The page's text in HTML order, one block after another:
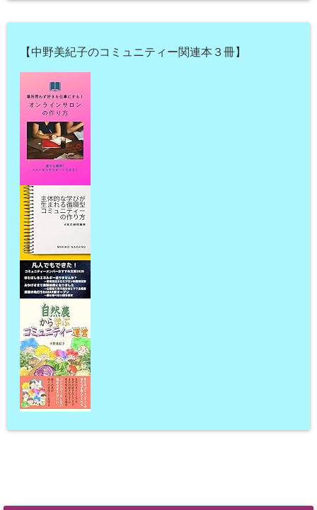
【中野美紀子のコミュニティー関連本３冊】